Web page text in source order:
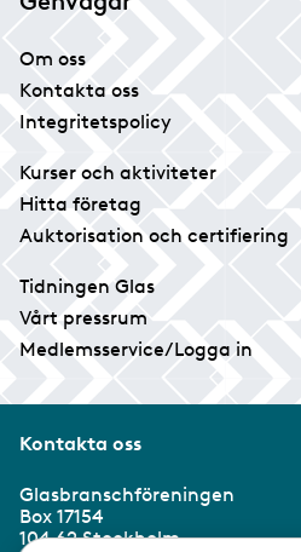
Om oss
Kontakta oss
Integritetspolicy
Kurser och aktiviteter
Hitta företag
Auktorisation och certifiering
Tidningen Glas
Vårt pressrum
Medlemsservice/Logga in
Kontakta oss
Glasbranschföreningen
Box 17154
104 62 Stockholm